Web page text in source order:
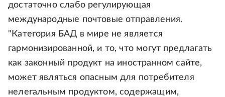
достаточно слабо регулирующая
международные почтовые отправления.
"Категория БАД в мире не является
гармонизированной, и то, что могут предлагать
как законный продукт на иностранном сайте,
может являться опасным для потребителя
нелегальным продуктом, содержащим,